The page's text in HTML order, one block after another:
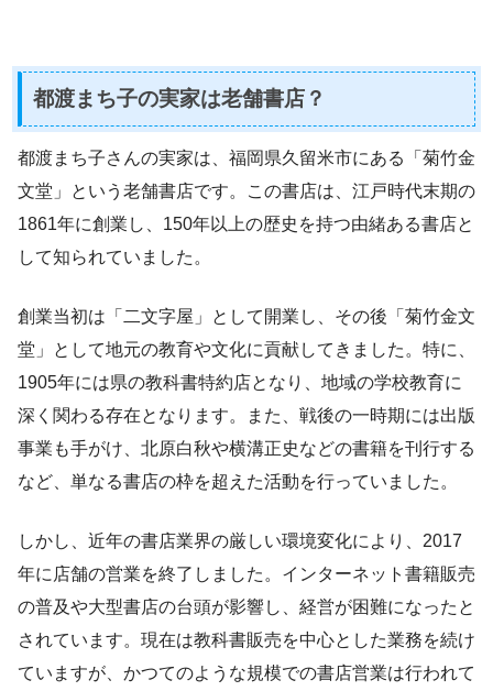
都渡まち子の実家は老舗書店？
都渡まち子さんの実家は、福岡県久留米市にある「菊竹金
文堂」という老舗書店です。この書店は、江戸時代末期の
1861年に創業し、150年以上の歴史を持つ由緒ある書店と
して知られていました。
創業当初は「二文字屋」として開業し、その後「菊竹金文
堂」として地元の教育や文化に貢献してきました。特に、
1905年には県の教科書特約店となり、地域の学校教育に
深く関わる存在となります。また、戦後の一時期には出版
事業も手がけ、北原白秋や横溝正史などの書籍を刊行する
など、単なる書店の枠を超えた活動を行っていました。
しかし、近年の書店業界の厳しい環境変化により、2017
年に店舗の営業を終了しました。インターネット書籍販売
の普及や大型書店の台頭が影響し、経営が困難になったと
されています。現在は教科書販売を中心とした業務を続け
ていますが、かつてのような規模での書店営業は行われて